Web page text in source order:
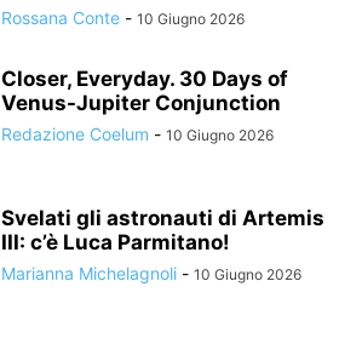
Rossana Conte - 10 Giugno 2026
Closer, Everyday. 30 Days of
Venus-Jupiter Conjunction
Redazione Coelum - 10 Giugno 2026
Svelati gli astronauti di Artemis
III: c’è Luca Parmitano!
Marianna Michelagnoli - 10 Giugno 2026